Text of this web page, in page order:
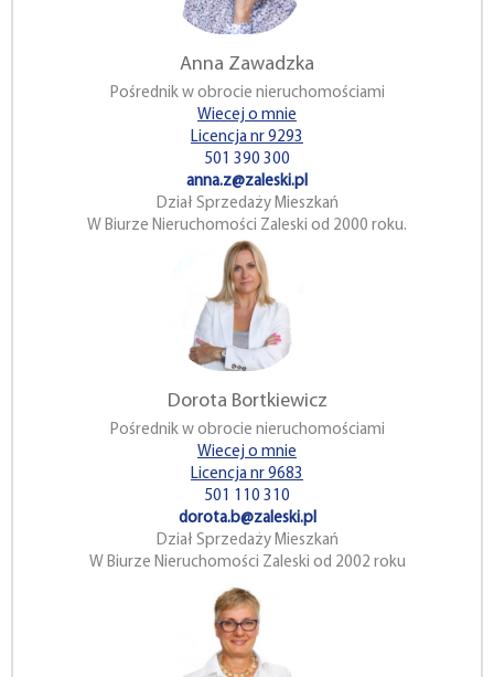
Anna Zawadzka
Pośrednik w obrocie nieruchomościami
Wiecej o mnie
Licencja nr 9293
501 390 300
anna.z@zaleski.pl
Dział Sprzedaży Mieszkań
W Biurze Nieruchomości Zaleski od 2000 roku.
Dorota Bortkiewicz
Pośrednik w obrocie nieruchomościami
Wiecej o mnie
Licencja nr 9683
501 110 310
dorota.b@zaleski.pl
Dział Sprzedaży Mieszkań
W Biurze Nieruchomości Zaleski od 2002 roku